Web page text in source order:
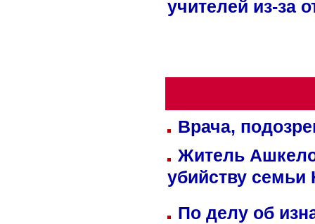
учителей из-за
Врача,
Житель
убийству семьи
По делу об